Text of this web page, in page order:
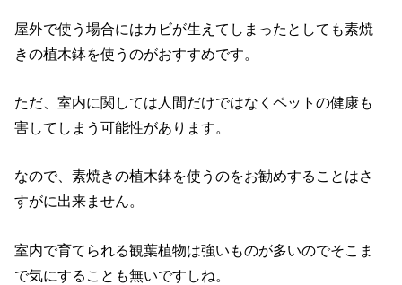
屋外で使う場合にはカビが生えてしまったとしても素焼
きの植木鉢を使うのがおすすめです。
ただ、室内に関しては人間だけではなくペットの健康も
害してしまう可能性があります。
なので、素焼きの植木鉢を使うのをお勧めすることはさ
すがに出来ません。
室内で育てられる観葉植物は強いものが多いのでそこま
で気にすることも無いですしね。